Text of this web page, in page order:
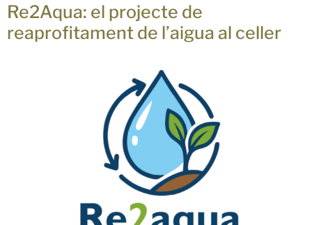
Re2Aqua: el projecte de
reaprofitament de l’aigua al celler